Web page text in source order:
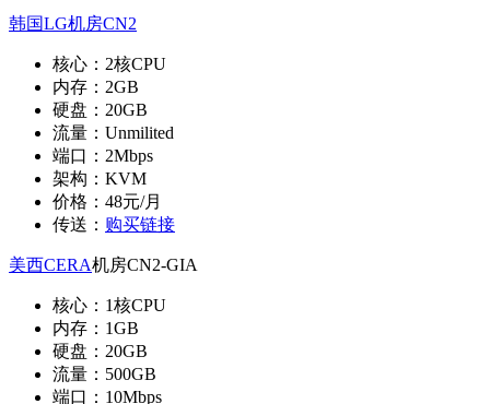
韩国LG机房CN2
核心：2核CPU
内存：2GB
硬盘：20GB
流量：Unmilited
端口：2Mbps
架构：KVM
价格：48元/月
传送： 购买链接
美西CERA机房CN2-GIA
核心：1核CPU
内存：1GB
硬盘：20GB
流量：500GB
端口：10Mbps